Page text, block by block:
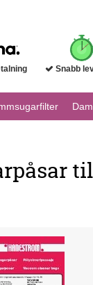
Snabb